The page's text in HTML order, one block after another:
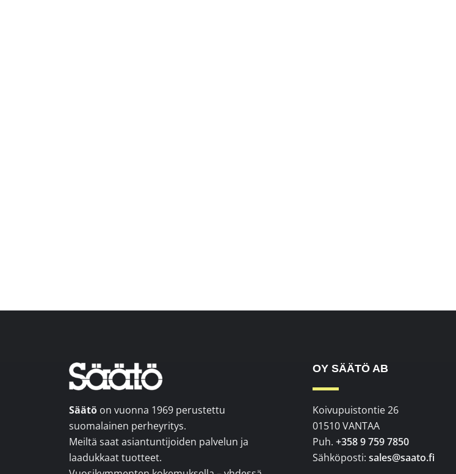
Säätöon vuonna 1969 perustettu
suomalainen perheyritys.
Meiltä saat asiantuntijoiden palvelun ja
laadukkaat tuotteet.
OY SÄÄTÖ AB
Koivupuistontie 26
01510 VANTAA
Puh.+358 9 759 7850
Sähköposti:sales@saato.fi